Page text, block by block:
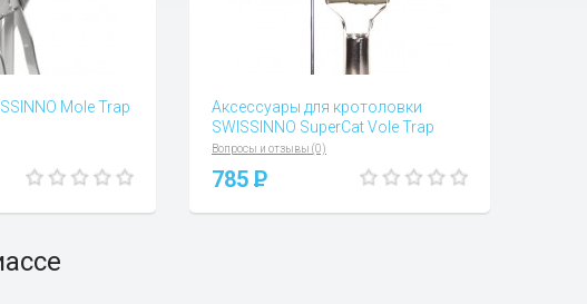
Mole Trap
Аксессуары для кротоловки
SWISSINNO SuperCat Vole Trap
Вопросы и отзывы (0)
785 P